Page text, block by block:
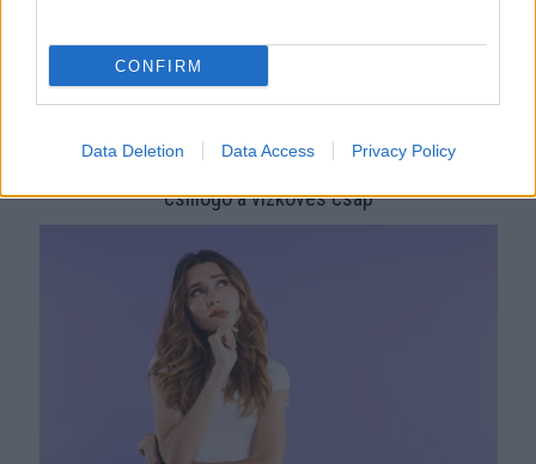
CONFIRM
Data Deletion Data Access Privacy Policy
Nem ecettel és nem szódabikarbónával: ezzel lesz újra
csillogó a vízköves csap